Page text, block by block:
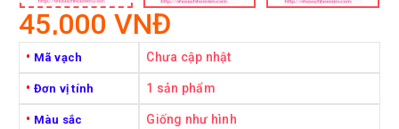
45,000 VNĐ
• Mã vạch Chưa cập nhật
• Đơn vị tính 1 sản phẩm
• Màu sắc Giống như hình